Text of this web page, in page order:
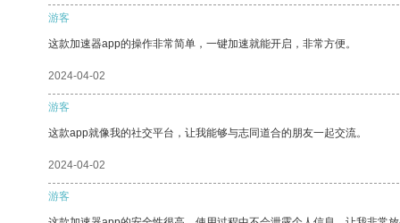
游客
这款加速器app的操作非常简单，一键加速就能开启，非常方便。
2024-04-02
游客
这款app就像我的社交平台，让我能够与志同道合的朋友一起交流。
2024-04-02
游客